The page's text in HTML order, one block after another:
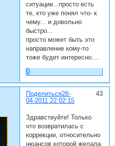
ситуации...просто есть
те, кто уже понял что- к
чему... и довольно
быстро...
просто может быть это
направление кому-то
тоже будет интересно....
0
Поделиться 43
28-
04-2011 22:02:15
Здравствуйте! Только
что возвратилась с
коррекции, относительно
нюансов которой желала